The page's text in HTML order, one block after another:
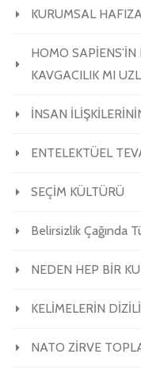
KURUMSAL
HOMO
KAVGACILIK MI
İNSAN
ENTELEKTÜEL
SEÇİM KÜLTÜRÜ
Belirsizlik Çağında
NEDEN HEP BİR
KELİMELERİN
NATO ZİRVE